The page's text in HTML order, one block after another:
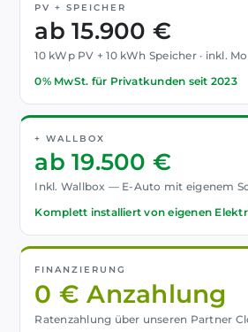
PV + SPEICHER
ab 15.900 €
10 kWp PV + 10 kWh Speicher · inkl.
0% MwSt. für Privatkunden seit 2023
+ WALLBOX
ab 19.500 €
Inkl. Wallbox — E-Auto mit eigenem
Komplett installiert von eigenen
FINANZIERUNG
0 € Anzahlung
Ratenzahlung über unseren Partner